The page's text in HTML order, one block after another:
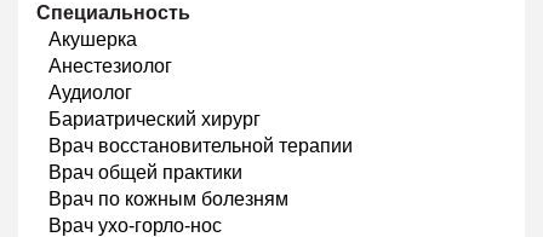
Цены
Контакт
Специальность
Акушерка
Анестезиолог
Аудиолог
Бариатрический хирург
Врач восстановительной терапии
Врач общей практики
Врач по кожным болезням
Врач ухо-горло-нос